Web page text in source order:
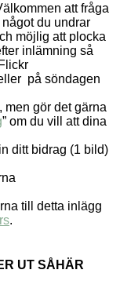
att fråga
du undrar
möjlig att plocka
inlämning så
på söndagen
men gör det gärna
” om du vill att dina
ditt bidrag (1 bild)
till detta inlägg
.
UT SÅHÄR